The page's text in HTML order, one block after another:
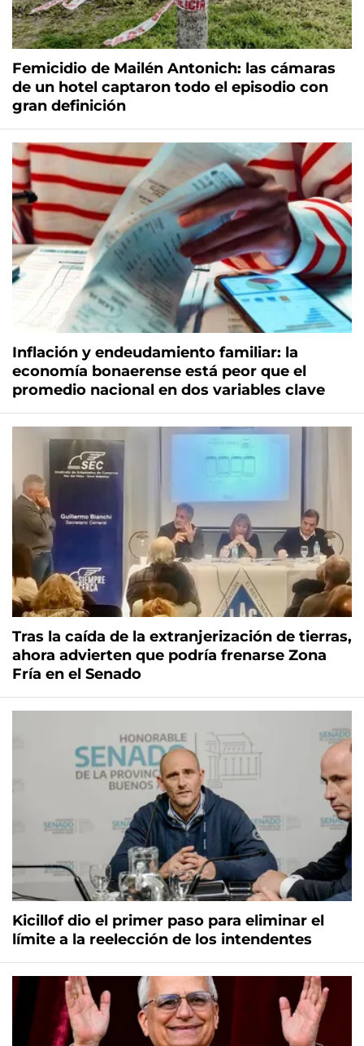
Femicidio de Mailén Antonich: las cámaras
de un hotel captaron todo el episodio con
gran definición
Inflación y endeudamiento familiar: la
economía bonaerense está peor que el
promedio nacional en dos variables clave
Tras la caída de la extranjerización de tierras,
ahora advierten que podría frenarse Zona
Fría en el Senado
Kicillof dio el primer paso para eliminar el
límite a la reelección de los intendentes